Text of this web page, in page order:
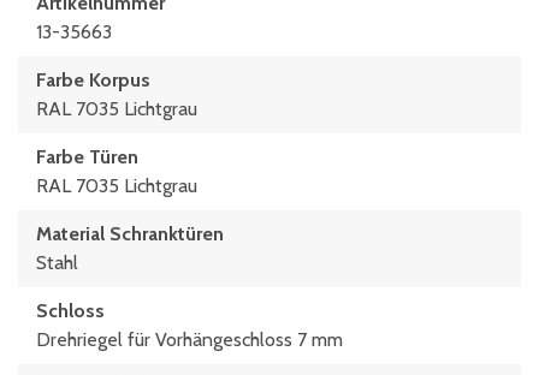
13-35663
Farbe Korpus
RAL 7035 Lichtgrau
Farbe Türen
RAL 7035 Lichtgrau
Material Schranktüren
Stahl
Schloss
Drehriegel für Vorhängeschloss 7 mm